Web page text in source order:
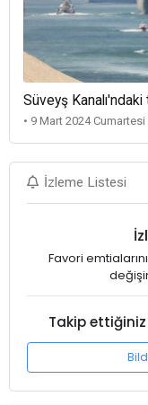
Süveyş
• 9 Mart 2024 Cumartesi
İzleme Listesi
Favori
Takip